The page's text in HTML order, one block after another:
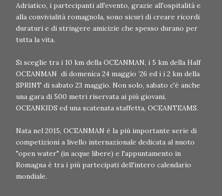
Adriatico, i partecipanti all'evento, grazie all'ospitalità e
alla convivialità romagnola, sono sicuri di creare ricordi
duraturi e di stringere amicizie che spesso durano per
tutta la vita.
Si sceglie tra i 10 km della OCEANMAN, i 5 km della Half
OCEANMAN di domenica 24 maggio ’26 ed i i 2 km della
SPRINT di sabato 23 maggio. Non solo, sabato c'è anche
una gara di 500 metri riservata ai più giovani,
OCEANKIDS ed una scatenata staffetta, OCEANTEAMS.
Nata nel 2015, OCEANMAN è la più importante serie di
competizioni a livello internazionale dedicata al nuoto
"open water" (in acque libere) e l'appuntamento in
Romagna è tra i più partecipati dell'intero calendario
mondiale.